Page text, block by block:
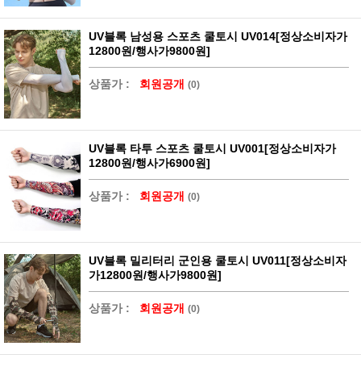
UV블록 남성용 스포츠 쿨토시 UV014[정상소비자가
12800원/행사가9800원]
상품가 : 회원공개 (0)
UV블록 타투 스포츠 쿨토시 UV001[정상소비자가
12800원/행사가6900원]
상품가 : 회원공개 (0)
UV블록 밀리터리 군인용 쿨토시 UV011[정상소비자
가12800원/행사가9800원]
상품가 : 회원공개 (0)